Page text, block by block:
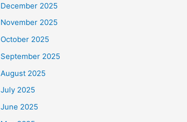
December 2025
November 2025
October 2025
September 2025
August 2025
July 2025
June 2025